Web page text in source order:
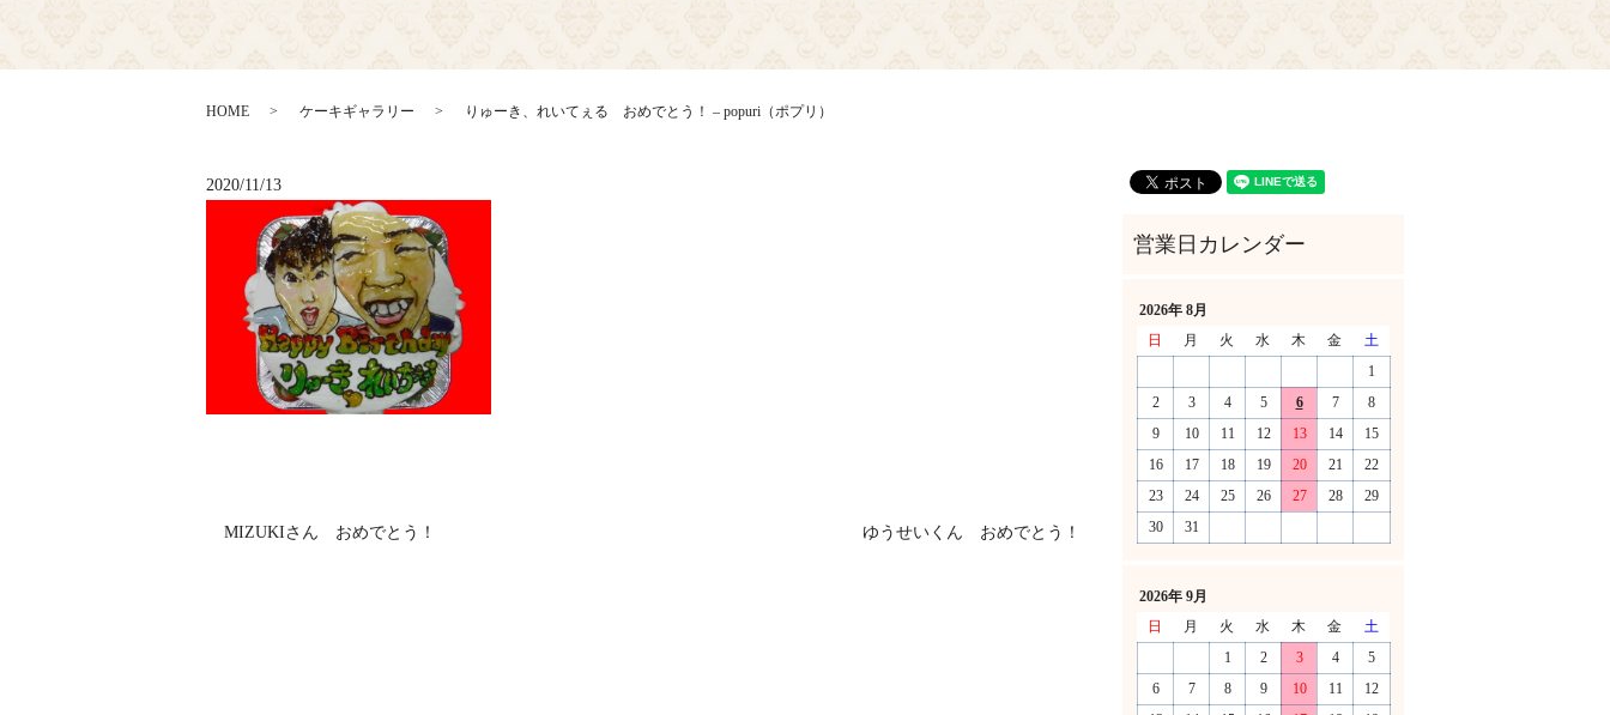
HOME ケーキギャラリー りゅーき、れいてぇる おめでとう！ – popuri（ポプリ）
2020/11/13
MIZUKIさん おめでとう！ ゆうせいくん おめでとう！
2026年 8月
日
月 火 水 木 金
土
1
2
3 4 5 6 7
8
9
10 11 12 13 14
15
16
17 18 19 20 21
22
23
24 25 26 27 28
29
30
31
2026年 9月
日
月 火 水 木 金
土
1
2 3 4
5
6
7 8 9 10 11
12